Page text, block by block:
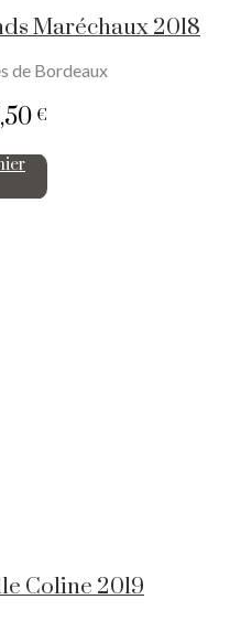
Maréchaux 2018
de Bordeaux
€
Coline 2019